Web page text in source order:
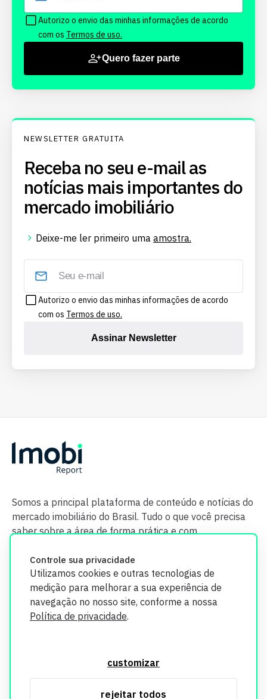
Controle sua privacidade
Utilizamos cookies e outras tecnologias de
medição para melhorar a sua experiência de
navegação no nosso site, conforme a nossa
Política de privacidade.
customizar
rejeitar todos
Autorizo o envio das minhas informações de acordo
com os Termos de uso.
Quero fazer parte
NEWSLETTER GRATUITA
Receba no seu e-mail as
notícias mais importantes do
mercado imobiliário
Deixe-me ler primeiro uma amostra.
Autorizo o envio das minhas informações de acordo
com os Termos de uso.
Assinar Newsletter
Somos a principal plataforma de conteúdo e notícias do
mercado imobiliário do Brasil. Tudo o que você precisa
saber sobre a área de forma prática e com
segurança. Todos os dados coletados em nosso site são
utilizados exclusivamente para fins de aprimoramento de
informações, consulte nossa Política de Privacidade.